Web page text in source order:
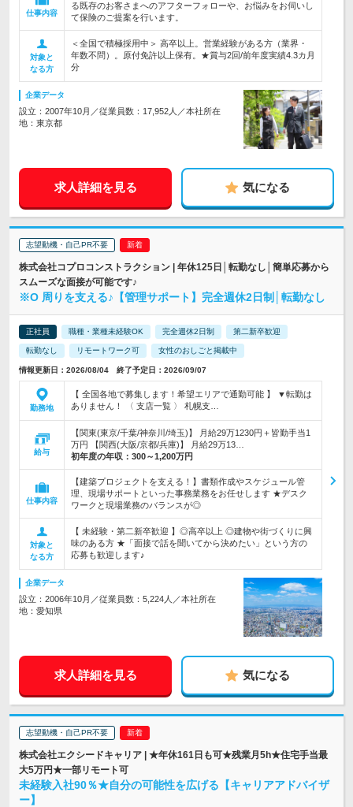
仕事内容
る既存のお客さまへのアフターフォローや、お悩みをお伺いし
て保険のご提案を行います。
対象と
なる方
＜全国で積極採用中＞ 高卒以上。営業経験がある方（業界・
年数不問）。原付免許以上保有。★賞与2回/前年度実績4.3カ月
分
企業データ
設立：2007年10月／従業員数：17,952人／本社所在
地：東京都
求人詳細を見る 気になる
志望動機・自己PR不要
株式会社コプロコンストラクション | 年休125日│転勤なし│簡単応募から
スムーズな面接が可能です♪
※O 周りを支える♪【管理サポート】完全週休2日制│転勤なし
正社員 職種・業種未経験OK 完全週休2日制 第二新卒歓迎
転勤なし リモートワーク可 女性のおしごと掲載中
情報更新日：2026/08/04 終了予定日：2026/09/07
勤務地
【 全国各地で募集します！希望エリアで通勤可能 】 ▼転勤は
ありません！ 〈 支店一覧 〉 札幌支…
給与
【関東(東京/千葉/神奈川/埼玉)】 月給29万1230円＋皆勤手当1
万円 【関西(大阪/京都/兵庫)】 月給29万13…
初年度の年収： 300～1,200万円
仕事内容
【建築プロジェクトを支える！】書類作成やスケジュール管
理、現場サポートといった事務業務をお任せします ★デスク
ワークと現場業務のバランスが◎
対象と
なる方
【 未経験・第二新卒歓迎 】◎高卒以上 ◎建物や街づくりに興
味のある方 ★「面接で話を聞いてから決めたい」という方の
応募も歓迎します♪
企業データ
設立：2006年10月／従業員数：5,224人／本社所在
地：愛知県
求人詳細を見る 気になる
志望動機・自己PR不要
株式会社エクシードキャリア | ★年休161日も可★残業月5h★住宅手当最
大5万円★一部リモート可
未経験入社90％★自分の可能性を広げる【キャリアアドバイザ
ー】